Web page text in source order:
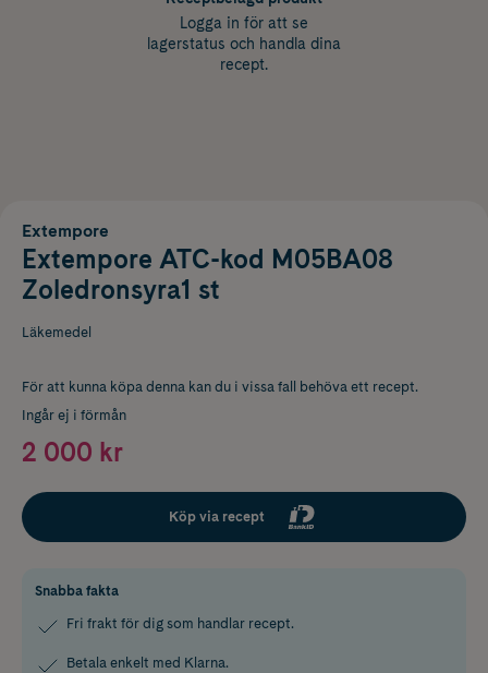
Logga in för att se
lagerstatus och handla dina
recept.
Extempore
Extempore ATC-kod M05BA08
Zoledronsyra1 st
Läkemedel
För att kunna köpa denna kan du i vissa fall behöva ett recept.
Ingår ej i förmån
2 000 kr
Köp via recept
Snabba fakta
Fri frakt för dig som handlar recept.
Betala enkelt med Klarna.